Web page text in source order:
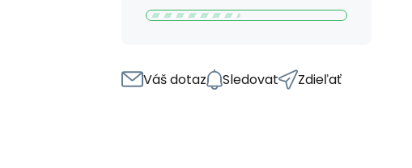
Váš dotaz Sledovat Zdieľať